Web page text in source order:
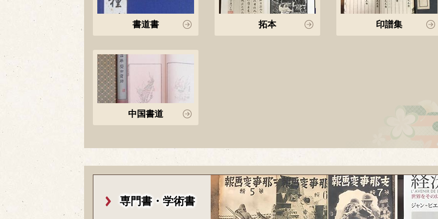
書道書 拓本 印譜集
中国書道
専門書・学術書